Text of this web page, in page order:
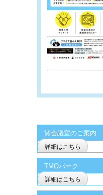
貸会議室のご案内
詳細はこちら
TMOパーク
詳細はこちら